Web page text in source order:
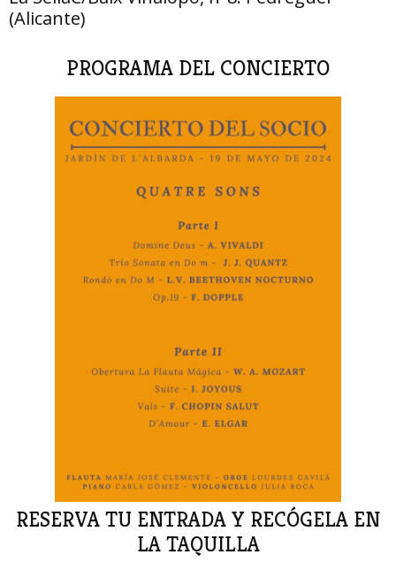
(Alicante)
PROGRAMA DEL CONCIERTO
RESERVA TU ENTRADA Y RECÓGELA EN
LA TAQUILLA